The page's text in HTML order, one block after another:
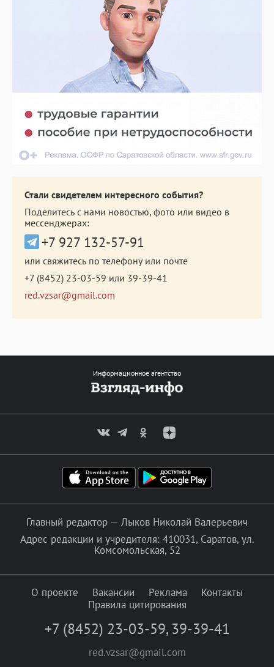
Стали свидетелем интересного события?
Поделитесь с нами новостью, фото или видео в
мессенджерах:
+7 927 132-57-91
или свяжитесь по телефону или почте
+7 (8452) 23-03-59 или 39-39-41
red.vzsar@gmail.com
Информационное агентство
Главный редактор — Лыков Николай Валерьевич
Адрес редакции и учредителя: 410031, Саратов, ул.
Комсомольская, 52
О проекте Вакансии Реклама
Контакты
Правила цитирования
+7 (8452) 23-03-59, 39-39-41
red.vzsar@gmail.com